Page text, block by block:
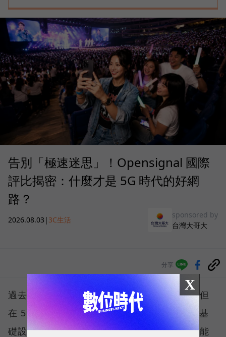
告別「極速迷思」！Opensignal 國際
評比揭密：什麼才是 5G 時代的好網
路？
2026.08.03 | 3C生活
sponsored by
台灣大哥大
分享
過去，下載速度是評價電信服務的重要指標，但
在 5G 成為工作、娛樂、生活不可或缺的數位基
礎設施後，消費者發現，再快的網速，如果不能
X